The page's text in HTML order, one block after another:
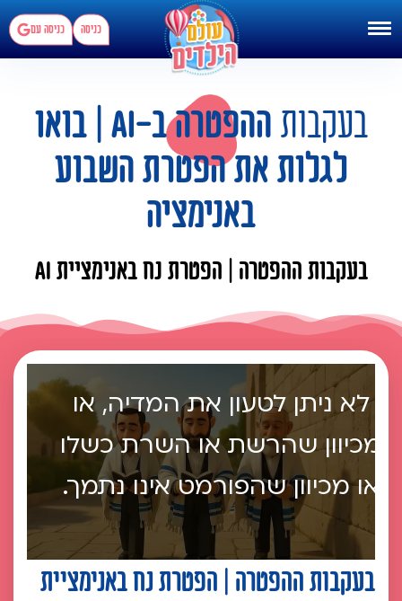
כניסה כניסה עם
בעקבות
ההפטרה ב-AI | בואו
לגלות את הפטרת השבוע
באנימציה
בעקבות ההפטרה | הפטרת נח באנימציית AI
לא ניתן לטעון את המדיה, או
מכיוון שהרשת או השרת כשלו
או מכיוון שהפורמט אינו נתמך.
בעקבות ההפטרה | הפטרת נח באנימציית